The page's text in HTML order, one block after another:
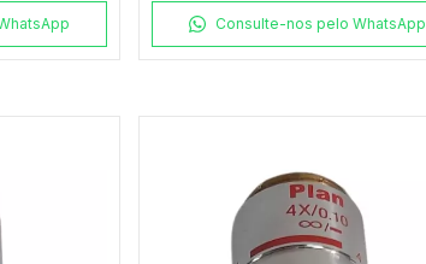
Consulte-nos pelo WhatsApp